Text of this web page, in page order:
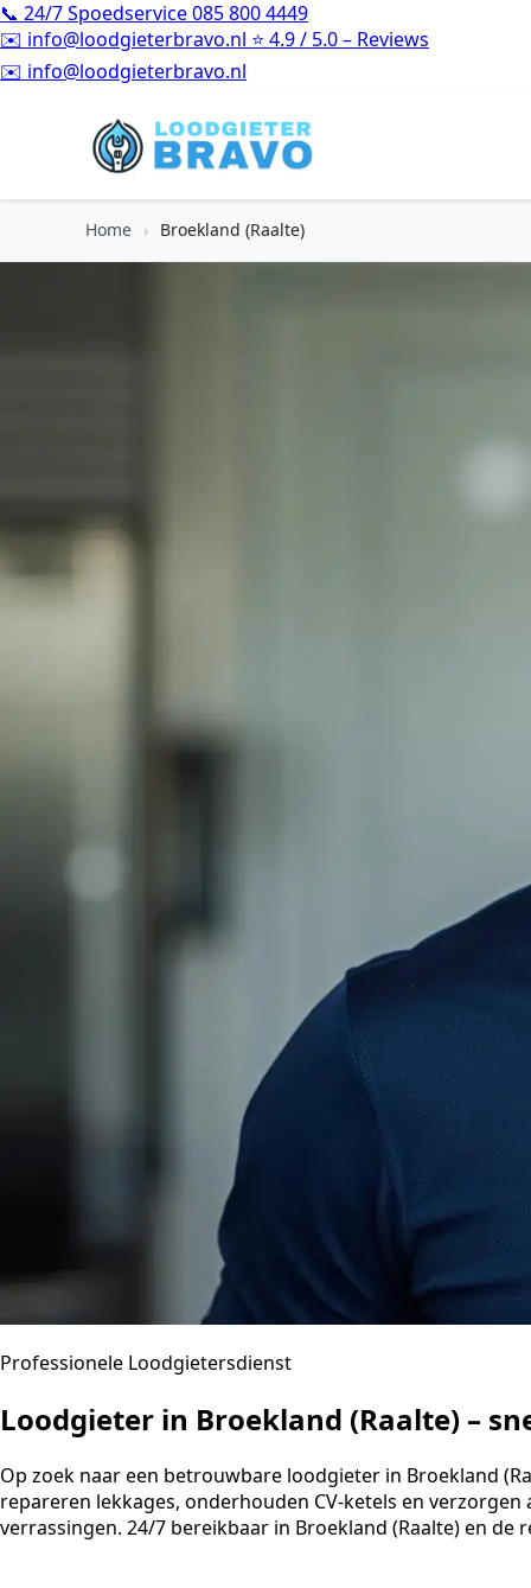
📞 24/7 Spoedservice085 800 4449
✉️ info@loodgieterbravo.nl ⭐ 4.9 / 5.0 – Reviews
⭐4.9 / 5.0 – Reviews
Home › Broekland (Raalte)
Professionele Loodgietersdienst
Loodgieter in Broekland (Raalte) –
Op zoek naar een betrouwbare loodgieter in Broekland
repareren lekkages, onderhouden CV-ketels en
verrassingen. 24/7 bereikbaar in Broekland (Raalte) en de